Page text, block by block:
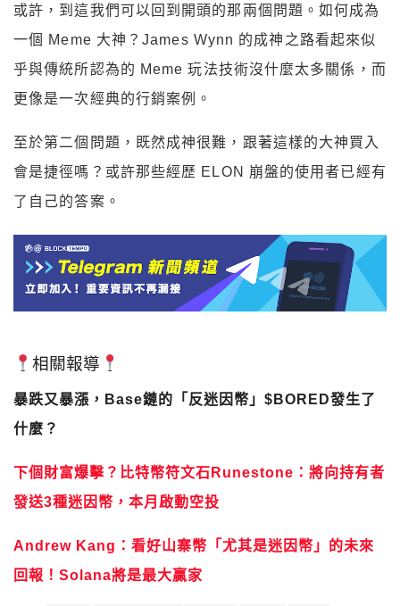
或許，到這我們可以回到開頭的那兩個問題。如何成為
一個 Meme 大神？James Wynn 的成神之路看起來似
乎與傳統所認為的 Meme 玩法技術沒什麼太多關係，而
更像是一次經典的行銷案例。
至於第二個問題，既然成神很難，跟著這樣的大神買入
會是捷徑嗎？或許那些經歷 ELON 崩盤的使用者已經有
了自己的答案。
相關報導
暴跌又暴漲，Base鏈的「反迷因幣」$BORED發生了
什麼？
下個財富爆擊？比特幣符文石Runestone：將向持有者
發送3種迷因幣，本月啟動空投
Andrew Kang：看好山寨幣「尤其是迷因幣」的未來
回報！Solana將是最大贏家